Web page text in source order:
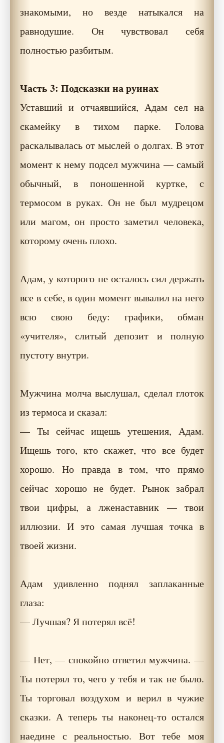
знакомыми, но везде натыкался на
равнодушие. Он чувствовал себя
полностью разбитым.
Часть 3: Подсказки на руинах
Уставший и отчаявшийся, Адам сел на
скамейку в тихом парке. Голова
раскалывалась от мыслей о долгах. В этот
момент к нему подсел мужчина — самый
обычный, в поношенной куртке, с
термосом в руках. Он не был мудрецом
или магом, он просто заметил человека,
которому очень плохо.
Адам, у которого не осталось сил держать
все в себе, в один момент вывалил на него
всю свою беду: графики, обман
«учителя», слитый депозит и полную
пустоту внутри.
Мужчина молча выслушал, сделал глоток
из термоса и сказал:
— Ты сейчас ищешь утешения, Адам.
Ищешь того, кто скажет, что все будет
хорошо. Но правда в том, что прямо
сейчас хорошо не будет. Рынок забрал
твои цифры, а лженаставник — твои
иллюзии. И это самая лучшая точка в
твоей жизни.
Адам удивленно поднял заплаканные
глаза:
— Лучшая? Я потерял всё!
— Нет, — спокойно ответил мужчина. —
Ты потерял то, чего у тебя и так не было.
Ты торговал воздухом и верил в чужие
сказки. А теперь ты наконец-то остался
наедине с реальностью. Вот тебе моя